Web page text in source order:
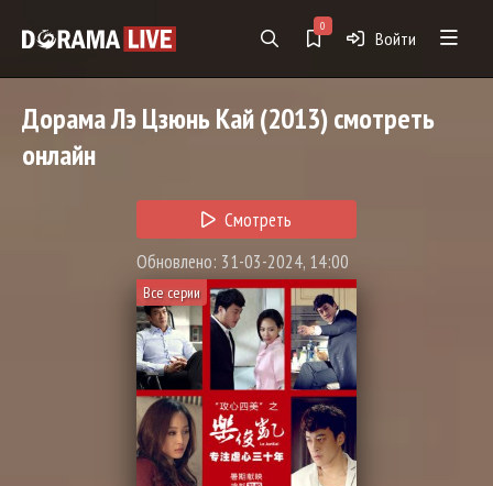
0
Войти
ДорамаЛэ Цзюнь Кай(2013) смотреть
онлайн
Смотреть
Обновлено: 31-03-2024, 14:00
Все серии